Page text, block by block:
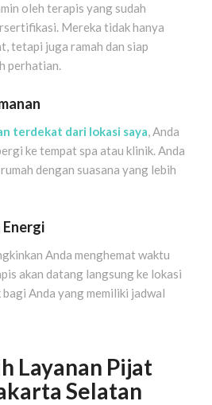
oleh terapis yang sudah
Mereka tidak hanya
tetapi juga ramah dan siap
perhatian.
terdekat dari lokasi saya, Anda
ke tempat spa atau klinik. Anda
dengan suasana yang lebih
Anda menghemat waktu
akan datang langsung ke lokasi
Anda yang memiliki jadwal
Layanan Pijat
Selatan